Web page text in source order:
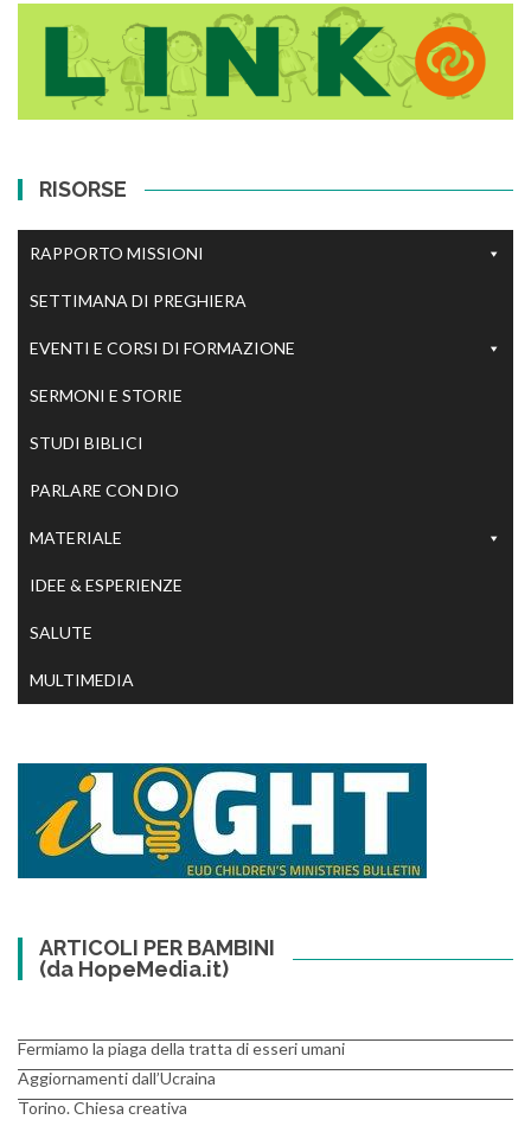
RISORSE
RAPPORTO MISSIONI
SETTIMANA DI PREGHIERA
EVENTI E CORSI DI FORMAZIONE
SERMONI E STORIE
STUDI BIBLICI
PARLARE CON DIO
MATERIALE
IDEE & ESPERIENZE
SALUTE
MULTIMEDIA
ARTICOLI PER BAMBINI
(da HopeMedia.it)
Fermiamo la piaga della tratta di esseri umani
Aggiornamenti dall’Ucraina
Torino. Chiesa creativa